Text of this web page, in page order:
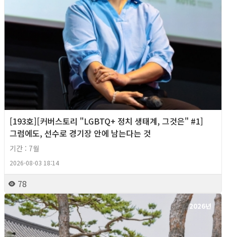
[193호][커버스토리 "LGBTQ+ 정치 생태계, 그것은" #1]
그럼에도, 선수로 경기장 안에 남는다는 것
기간 : 7월
2026-08-03 18:14
78
2026년